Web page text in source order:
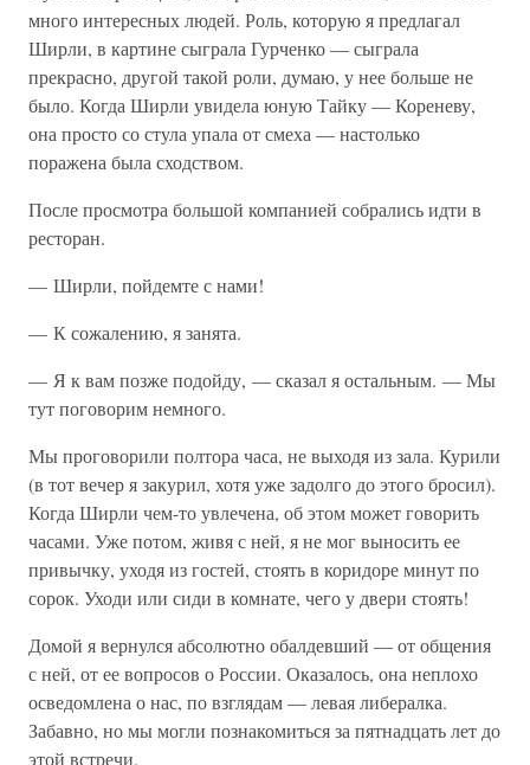
много интересных людей. Роль, которую я предлагал
Ширли, в картине сыграла Гурченко — сыграла
прекрасно, другой такой роли, думаю, у нее больше не
было. Когда Ширли увидела юную Тайку — Кореневу,
она просто со стула упала от смеха — настолько
поражена была сходством.
После просмотра большой компанией собрались идти в
ресторан.
— Ширли, пойдемте с нами!
— К сожалению, я занята.
— Я к вам позже подойду, — сказал я остальным. — Мы
тут поговорим немного.
Мы проговорили полтора часа, не выходя из зала. Курили
(в тот вечер я закурил, хотя уже задолго до этого бросил).
Когда Ширли чем-то увлечена, об этом может говорить
часами. Уже потом, живя с ней, я не мог выносить ее
привычку, уходя из гостей, стоять в коридоре минут по
сорок. Уходи или сиди в комнате, чего у двери стоять!
Домой я вернулся абсолютно обалдевший — от общения
с ней, от ее вопросов о России. Оказалось, она неплохо
осведомлена о нас, по взглядам — левая либералка.
Забавно, но мы могли познакомиться за пятнадцать лет до
этой встречи.